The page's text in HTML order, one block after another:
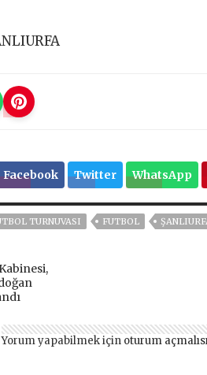
Facebook Twitter WhatsApp
TURNUVASI FUTBOL
Yorum yapabilmek için oturum